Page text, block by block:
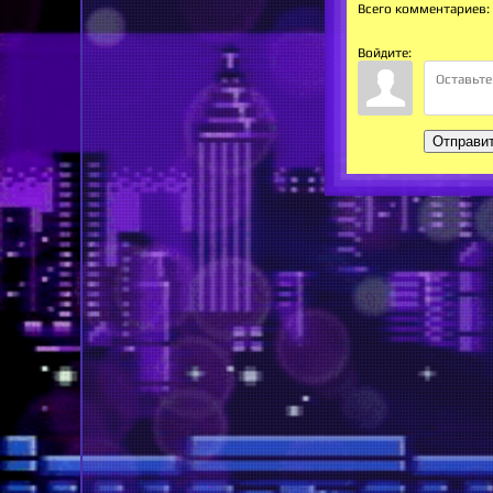
Всего комментариев:
Войдите: